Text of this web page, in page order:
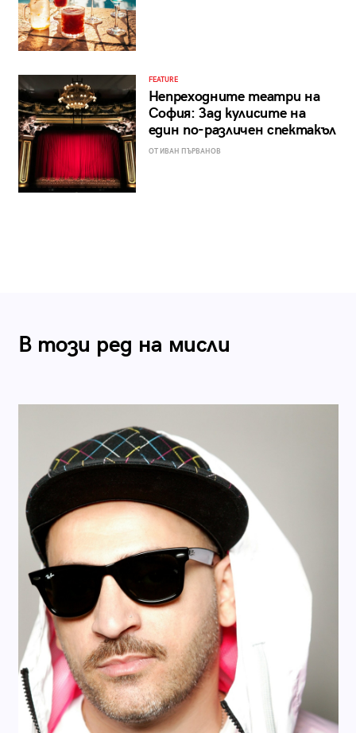
FEATURE
Непреходните театри на
София: Зад кулисите на
един по-различен спектакъл
ОТ ИВАН ПЪРВАНОВ
В този ред на мисли